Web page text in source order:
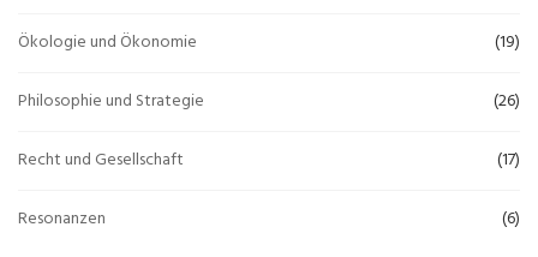
Ökologie und Ökonomie (19)
Philosophie und Strategie (26)
Recht und Gesellschaft (17)
Resonanzen (6)